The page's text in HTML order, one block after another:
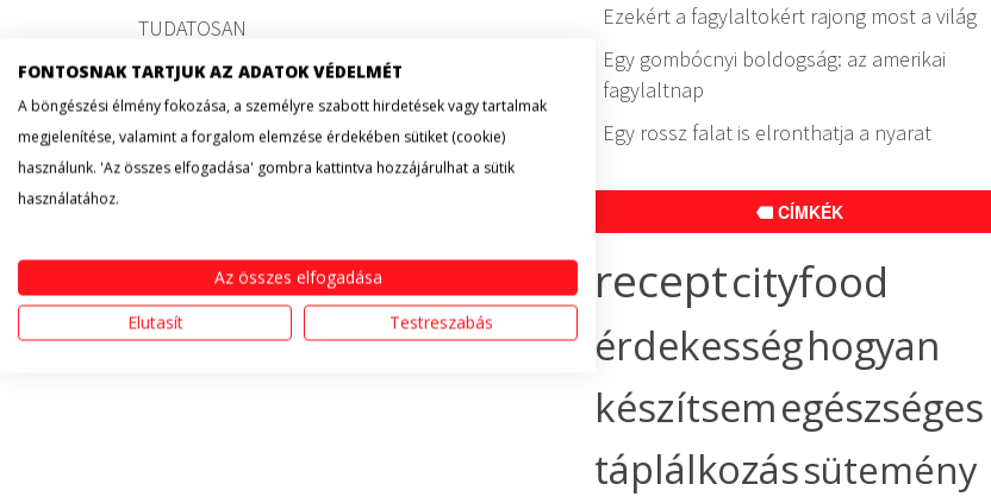
TUDATOSAN
Ezekért a fagylaltokért rajong most a világ
Egy gombócnyi boldogság: az amerikai
fagylaltnap
Egy rossz falat is elronthatja a nyarat
CÍMKÉK
receptcityfood
érdekességhogyan
készítsemegészséges
táplálkozássütemény
FONTOSNAK TARTJUK AZ ADATOK VÉDELMÉT
A böngészési élmény fokozása, a személyre szabott hirdetések vagy tartalmak
megjelenítése, valamint a forgalom elemzése érdekében sütiket (cookie)
használunk. 'Az összes elfogadása' gombra kattintva hozzájárulhat a sütik
használatához.
Az összes elfogadása
Elutasít
Testreszabás